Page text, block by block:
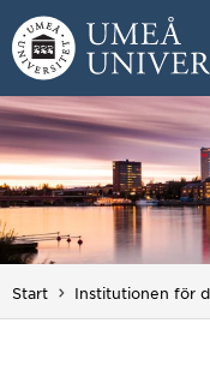
Hoppa direkt till
Huvudmenyn dold.
Start Institutionen för